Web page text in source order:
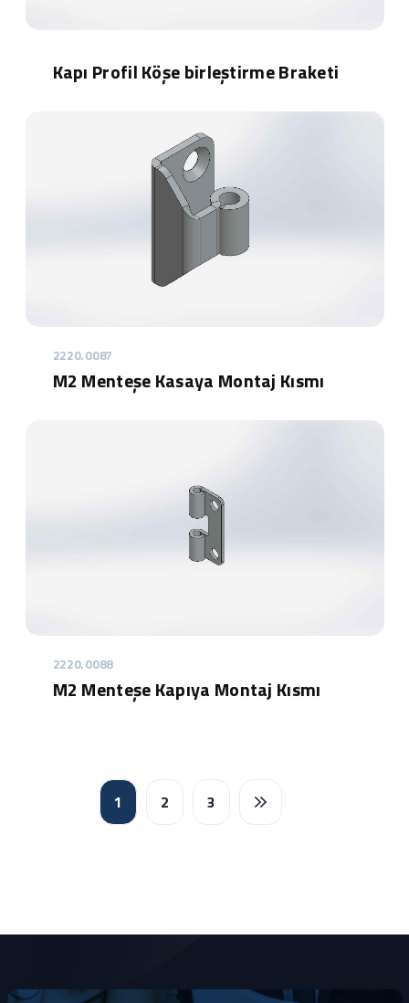
Kapı Profil Köşe birleştirme Braketi
2220.0087
M2 Menteşe Kasaya Montaj Kısmı
2220.0088
M2 Menteşe Kapıya Montaj Kısmı
1 2 3